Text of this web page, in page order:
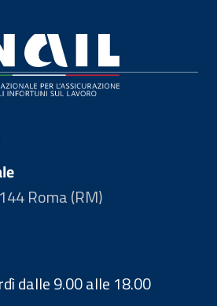
Roma (RM)
dalle 9.00 alle 18.00